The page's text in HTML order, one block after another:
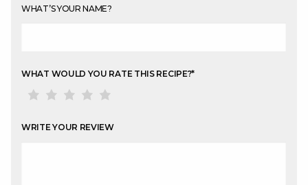
WHAT’S YOUR NAME?
WHAT WOULD YOU RATE THIS RECIPE?*
WRITE YOUR REVIEW